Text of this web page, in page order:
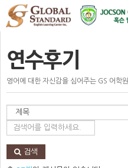
연수후기
영어에 대한 자신감을 심어주는 GS 어학원
검색